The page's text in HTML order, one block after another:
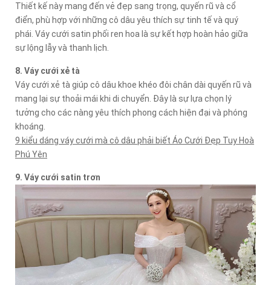
Thiết kế này mang đến vẻ đẹp sang trọng, quyến rũ và cổ
điển, phù hợp với những cô dâu yêu thích sự tinh tế và quý
phái. Váy cưới satin phối ren hoa là sự kết hợp hoàn hảo giữa
sự lộng lẫy và thanh lịch.
8. Váy cưới xẻ tà
Váy cưới xẻ tà giúp cô dâu khoe khéo đôi chân dài quyến rũ và
mang lại sự thoải mái khi di chuyển. Đây là sự lựa chọn lý
tưởng cho các nàng yêu thích phong cách hiện đại và phóng
khoáng.
9 kiểu dáng váy cưới mà cô dâu phải biết Áo Cưới Đẹp Tuy Hoà
Phú Yên
9. Váy cưới satin trơn